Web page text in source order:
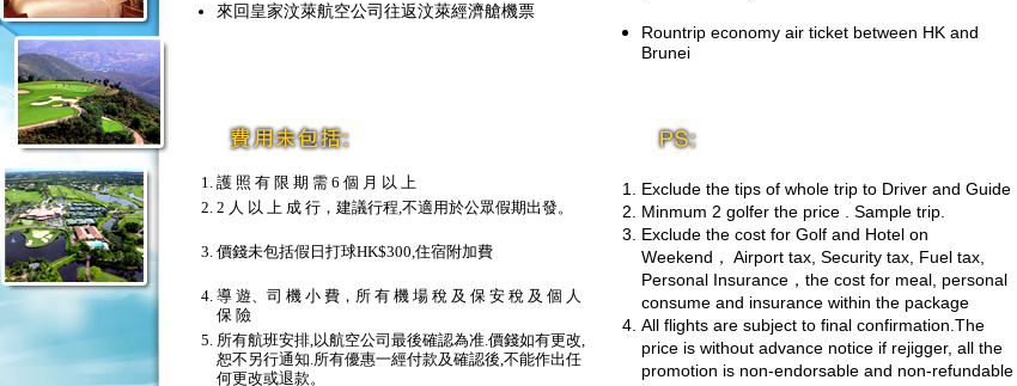
來回皇家汶萊航空公司往返汶萊經濟艙機票
Rountrip economy air ticket between HK and
Brunei
護 照 有 限 期 需 6 個 月 以 上
2 人 以 上 成 行，建議行程,不適用於公眾假期出發。
價錢未包括假日打球HK$300,住宿附加費
導 遊、司 機 小 費，所 有 機 場 稅 及 保 安 稅 及 個 人
保 險
所有航班安排,以航空公司最後確認為准.價錢如有更改,
恕不另行通知.所有優惠一經付款及確認後,不能作出任
何更改或退款。
Exclude the tips of whole trip to Driver and Guide
Minmum 2 golfer the price . Sample trip.
Exclude the cost for Golf and Hotel on
Weekend， Airport tax, Security tax, Fuel tax,
Personal Insurance，the cost for meal, personal
consume and insurance within the package
All flights are subject to final confirmation.The
price is without advance notice if rejigger, all the
promotion is non-endorsable and non-refundable